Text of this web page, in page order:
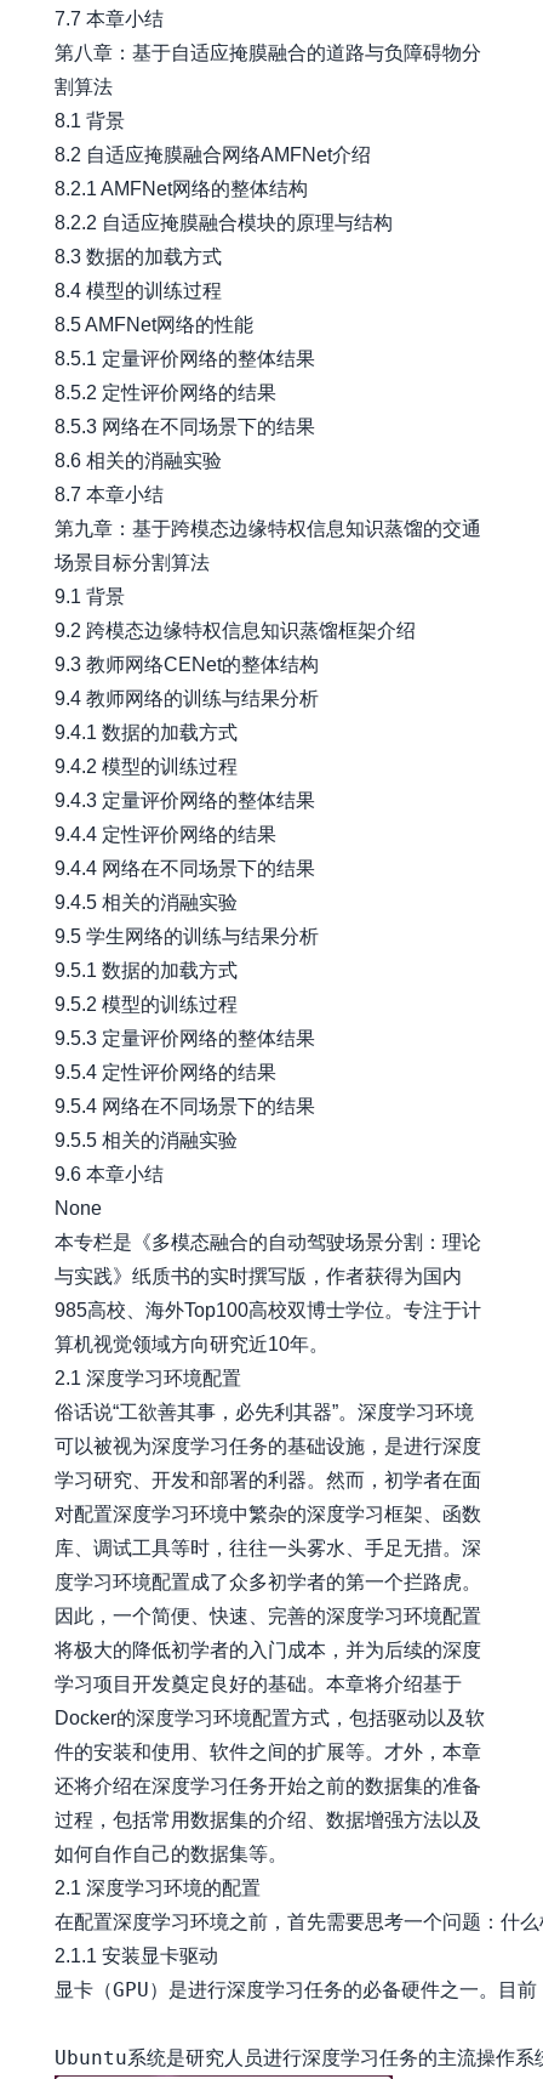
7.7 本章小结
第八章：基于自适应掩膜融合的道路与负障碍物分
割算法
8.1 背景
8.2 自适应掩膜融合网络AMFNet介绍
8.2.1 AMFNet网络的整体结构
8.2.2 自适应掩膜融合模块的原理与结构
8.3 数据的加载方式
8.4 模型的训练过程
8.5 AMFNet网络的性能
8.5.1 定量评价网络的整体结果
8.5.2 定性评价网络的结果
8.5.3 网络在不同场景下的结果
8.6 相关的消融实验
8.7 本章小结
第九章：基于跨模态边缘特权信息知识蒸馏的交通
场景目标分割算法
9.1 背景
9.2 跨模态边缘特权信息知识蒸馏框架介绍
9.3 教师网络CENet的整体结构
9.4 教师网络的训练与结果分析
9.4.1 数据的加载方式
9.4.2 模型的训练过程
9.4.3 定量评价网络的整体结果
9.4.4 定性评价网络的结果
9.4.4 网络在不同场景下的结果
9.4.5 相关的消融实验
9.5 学生网络的训练与结果分析
9.5.1 数据的加载方式
9.5.2 模型的训练过程
9.5.3 定量评价网络的整体结果
9.5.4 定性评价网络的结果
9.5.4 网络在不同场景下的结果
9.5.5 相关的消融实验
9.6 本章小结
None
本专栏是《多模态融合的自动驾驶场景分割：理论
与实践》纸质书的实时撰写版，作者获得为国内
985高校、海外Top100高校双博士学位。专注于计
算机视觉领域方向研究近10年。
2.1 深度学习环境配置
俗话说“工欲善其事，必先利其器”。深度学习环境
可以被视为深度学习任务的基础设施，是进行深度
学习研究、开发和部署的利器。然而，初学者在面
对配置深度学习环境中繁杂的深度学习框架、函数
库、调试工具等时，往往一头雾水、手足无措。深
度学习环境配置成了众多初学者的第一个拦路虎。
因此，一个简便、快速、完善的深度学习环境配置
将极大的降低初学者的入门成本，并为后续的深度
学习项目开发奠定良好的基础。本章将介绍基于
Docker的深度学习环境配置方式，包括驱动以及软
件的安装和使用、软件之间的扩展等。才外，本章
还将介绍在深度学习任务开始之前的数据集的准备
过程，包括常用数据集的介绍、数据增强方法以及
如何自作自己的数据集等。
2.1 深度学习环境的配置
2.1.1 安装显卡驱动
显卡（GPU）是进行深度学习任务的必备硬件之一。